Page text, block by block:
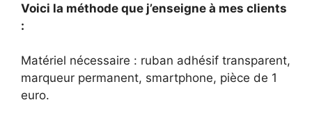
Voici la méthode que j’enseigne à mes clients
:
Matériel nécessaire : ruban adhésif transparent,
marqueur permanent, smartphone, pièce de 1
euro.